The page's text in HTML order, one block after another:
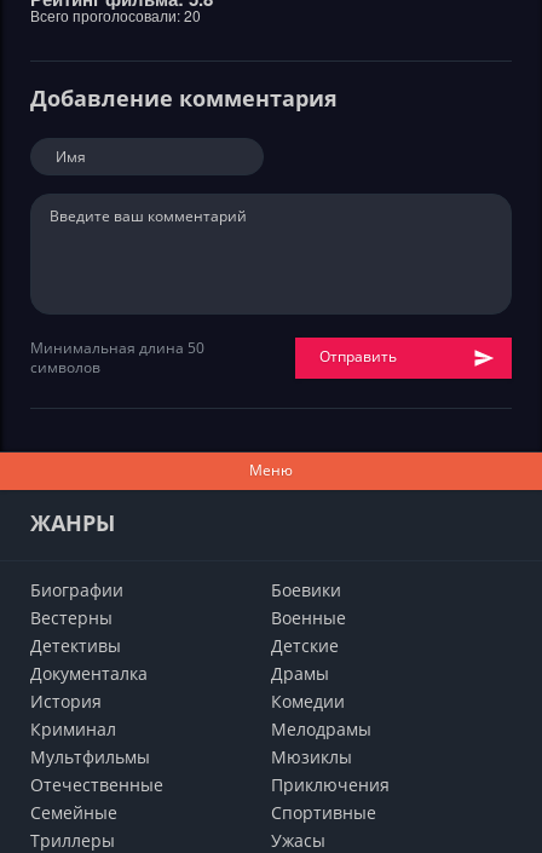
Всего проголосовали:20
Добавление комментария
Минимальная длина 50
символов
Отправить
Меню
ЖАНРЫ
Биографии
Боевики
Вестерны
Военные
Детективы
Детские
Документалка
Драмы
История
Комедии
Криминал
Мелодрамы
Мультфильмы
Мюзиклы
Отечественные
Приключения
Семейные
Cпортивные
Триллеры
Ужасы